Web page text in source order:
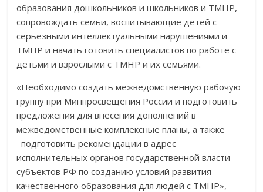
образования дошкольников и школьников и ТМНР,
сопровождать семьи, воспитывающие детей с
серьезными интеллектуальными нарушениями и
ТМНР и начать готовить специалистов по работе с
детьми и взрослыми с ТМНР и их семьями.
«Необходимо создать межведомственную рабочую
группу при Минпросвещения России и подготовить
предложения для внесения дополнений в
межведомственные комплексные планы, а также
подготовить рекомендации в адрес
исполнительных органов государственной власти
субъектов РФ по созданию условий развития
качественного образования для людей с ТМНР», –